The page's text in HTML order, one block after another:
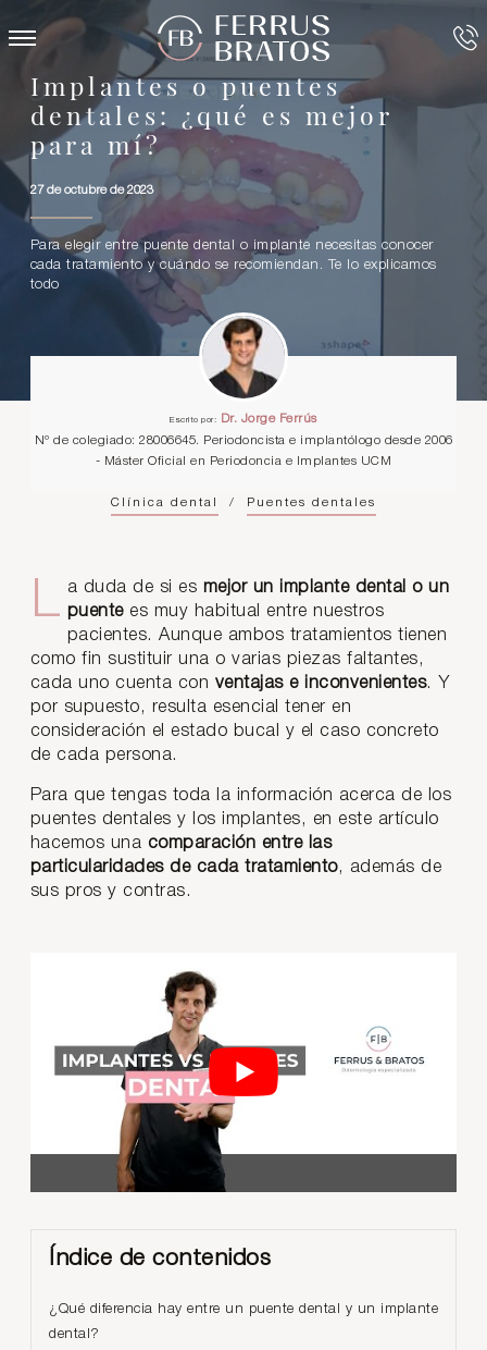
Implantes o puentes
dentales: ¿qué es mejor
para mí?
27 de octubre de 2023
Para elegir entre puente dental o implante necesitas conocer
cada tratamiento y cuándo se recomiendan. Te lo explicamos
todo
Escrito por:
Dr. Jorge Ferrús
Nº de colegiado: 28006645. Periodoncista e implantólogo desde 2006
- Máster Oficial en Periodoncia e Implantes UCM
Clínica dental / Puentes dentales
La duda de si es mejor un implante dental o un
puentees muy habitual entre nuestros
pacientes. Aunque ambos tratamientos tienen
como fin sustituir una o varias piezas faltantes,
cada uno cuenta con ventajas e inconvenientes. Y
por supuesto, resulta esencial tener en
consideración el estado bucal y el caso concreto
de cada persona.
Para que tengas toda la información acerca de los
puentes dentales y los implantes, en este artículo
hacemos una comparación entre las
particularidades de cada tratamiento, además de
sus pros y contras.
Índice de contenidos
¿Qué diferencia hay entre un puente dental y un implante
dental?